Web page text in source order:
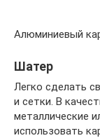
Алюминиевый
Шатер
Легко сделать
и сетки. В
металлические
использовать